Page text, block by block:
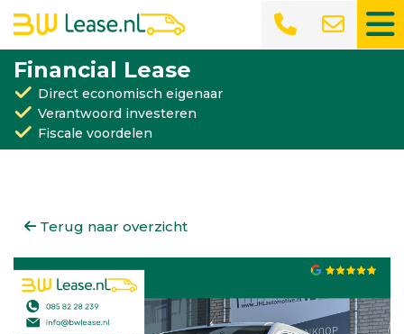
Financial Lease
Direct economisch eigenaar
Verantwoord investeren
Fiscale voordelen
Terug naar overzicht